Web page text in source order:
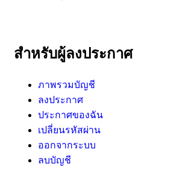
สำหรับผู้ลงประกาศ
ภาพรวมบัญชี
ลงประกาศ
ประกาศของฉัน
เปลี่ยนรหัสผ่าน
ออกจากระบบ
ลบบัญชี